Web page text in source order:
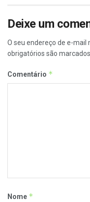
Deixe um
O seu endereço de e-mail
obrigatórios são
Comentário *
Nome *